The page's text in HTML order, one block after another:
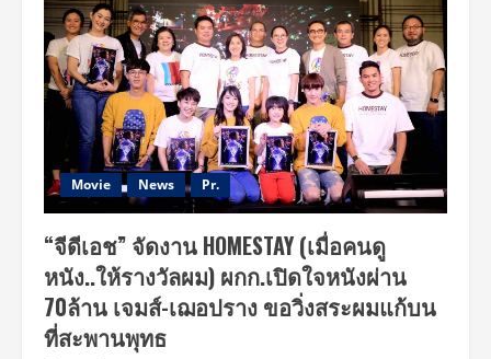
ต้อง
ดู
ภาพยนตร์
”โฮม
สเตย์”
ทาง
ทรูโฟร์
ยู
ช่อง
24
Movie News Pr.
“จีดีเอช” จัดงาน HOMESTAY (เมื่อคนดู
หนัง..ให้รางวัลผม) ผกก.เปิดใจหนังผ่าน
70ล้าน เจมส์-เฌอปราง ขอวิ่งสระผมแก้บน
ที่สะพานพุทธ